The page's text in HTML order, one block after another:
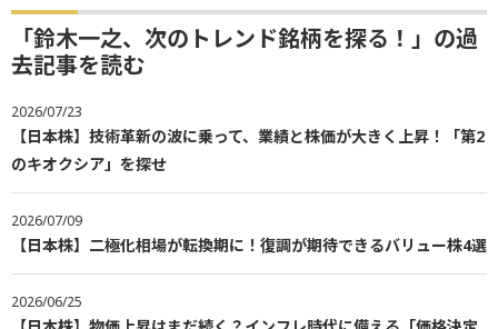
「鈴木一之、次のトレンド銘柄を探る！」の過
去記事を読む
2026/07/23
【日本株】技術革新の波に乗って、業績と株価が大きく上昇！「第2
のキオクシア」を探せ
2026/07/09
【日本株】二極化相場が転換期に！復調が期待できるバリュー株4選
2026/06/25